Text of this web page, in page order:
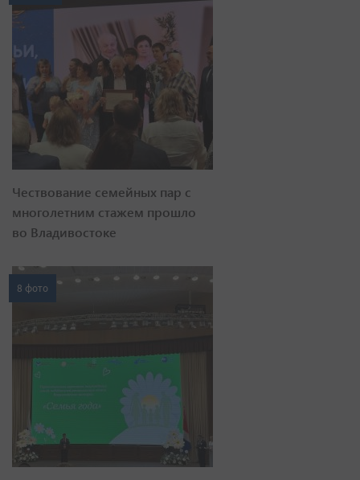
Чествование семейных пар с
многолетним стажем прошло
во Владивостоке
8 фото